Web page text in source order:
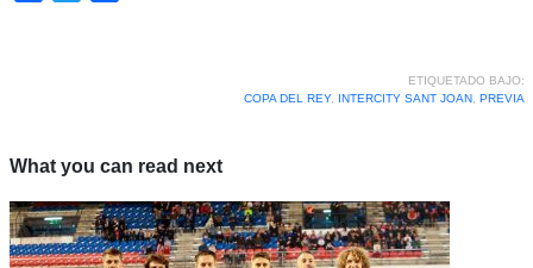
ETIQUETADO BAJO:
COPA DEL REY, INTERCITY SANT JOAN, PREVIA
What you can read next